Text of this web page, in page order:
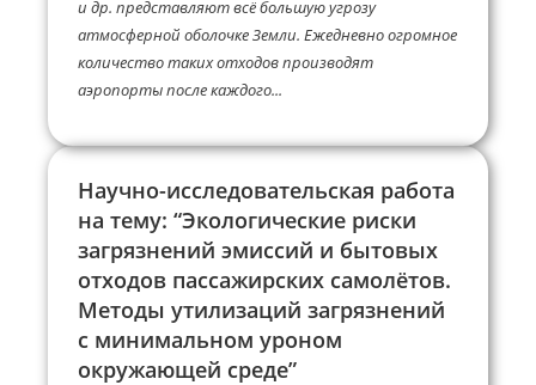
и др. представляют всё большую угрозу
атмосферной оболочке Земли. Ежедневно огромное
количество таких отходов производят
аэропорты после каждого...
Научно-исследовательская работа
на тему: “Экологические риски
загрязнений эмиссий и бытовых
отходов пассажирских самолётов.
Методы утилизаций загрязнений
с минимальном уроном
окружающей среде”